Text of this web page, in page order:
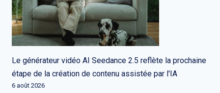
Le générateur vidéo AI Seedance 2.5 reflète la prochaine
étape de la création de contenu assistée par l'IA
6 août 2026